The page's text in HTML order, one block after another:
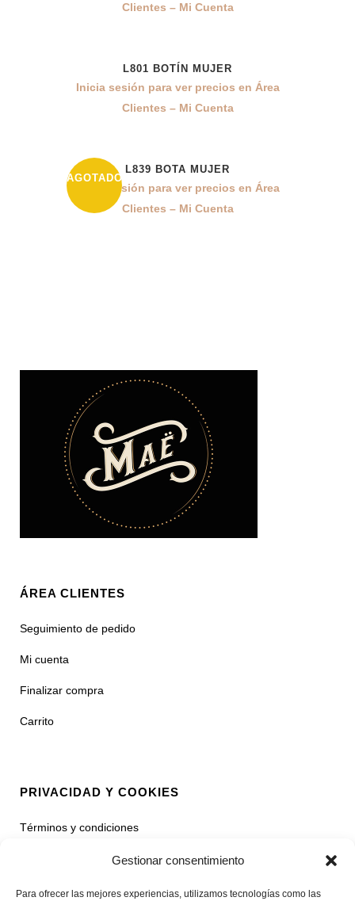
Gestionar consentimiento
Para ofrecer las mejores experiencias, utilizamos tecnologías como las
Clientes – Mi Cuenta
L801 BOTÍN MUJER
Inicia sesión para ver precios en Área
Clientes – Mi Cuenta
AGOTADO
L839 BOTA MUJER
Inicia sesión para ver precios en Área
Clientes – Mi Cuenta
ÁREA CLIENTES
Seguimiento de pedido
Mi cuenta
Finalizar compra
Carrito
PRIVACIDAD Y COOKIES
Términos y condiciones
Política de privacidad
Contacto